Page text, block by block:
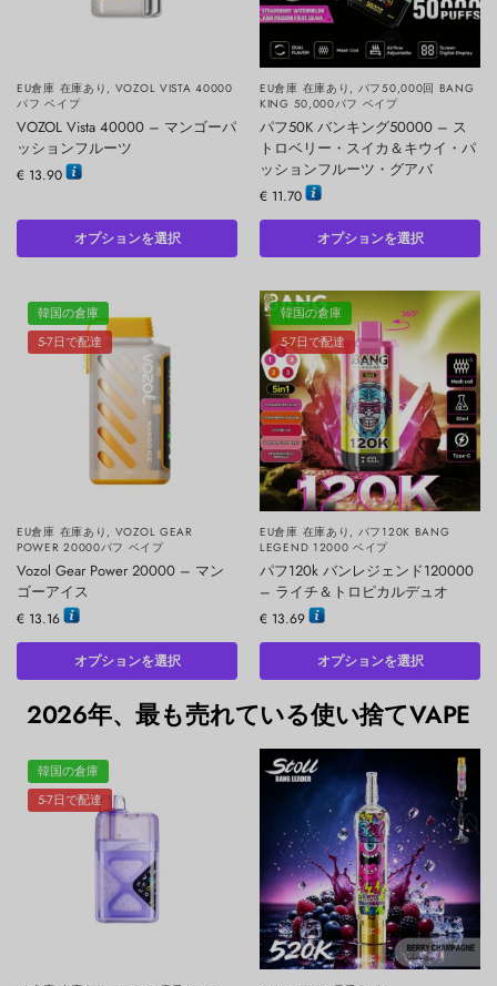
EU倉庫 在庫あり , VOZOL VISTA 40000
パフ ベイプ
VOZOL Vista 40000 – マンゴーパ
ッションフルーツ
€ 13.90
オプションを選択
EU倉庫 在庫あり , パフ50,000回 BANG
KING 50,000パフ ベイプ
パフ50K バンキング50000 – ス
トロベリー・スイカ＆キウイ・パ
ッションフルーツ・グアバ
€ 11.70
オプションを選択
韓国の倉庫
5-7日で配達
EU倉庫 在庫あり , VOZOL GEAR
POWER 20000パフ ベイプ
Vozol Gear Power 20000 – マン
ゴーアイス
€ 13.16
オプションを選択
韓国の倉庫
5-7日で配達
EU倉庫 在庫あり , パフ120K BANG
LEGEND 12000 ベイプ
パフ120k バンレジェンド120000
– ライチ＆トロピカルデュオ
€ 13.69
オプションを選択
2026年、最も売れている使い捨てVAPE
韓国の倉庫
5-7日で配達